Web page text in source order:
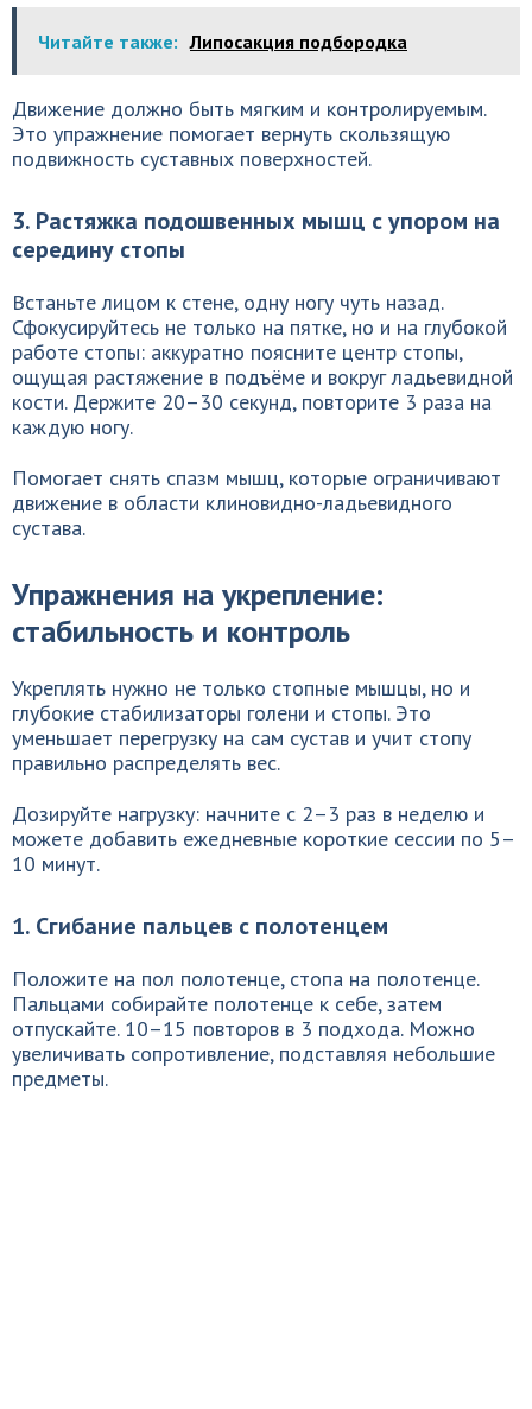
Читайте также: Липосакция подбородка
Движение должно быть мягким и контролируемым.
Это упражнение помогает вернуть скользящую
подвижность суставных поверхностей.
3. Растяжка подошвенных мышц с упором на
середину стопы
Встаньте лицом к стене, одну ногу чуть назад.
Сфокусируйтесь не только на пятке, но и на глубокой
работе стопы: аккуратно поясните центр стопы,
ощущая растяжение в подъёме и вокруг ладьевидной
кости. Держите 20–30 секунд, повторите 3 раза на
каждую ногу.
Помогает снять спазм мышц, которые ограничивают
движение в области клиновидно-ладьевидного
сустава.
Упражнения на укрепление:
стабильность и контроль
Укреплять нужно не только стопные мышцы, но и
глубокие стабилизаторы голени и стопы. Это
уменьшает перегрузку на сам сустав и учит стопу
правильно распределять вес.
Дозируйте нагрузку: начните с 2–3 раз в неделю и
можете добавить ежедневные короткие сессии по 5–
10 минут.
1. Сгибание пальцев с полотенцем
Положите на пол полотенце, стопа на полотенце.
Пальцами собирайте полотенце к себе, затем
отпускайте. 10–15 повторов в 3 подхода. Можно
увеличивать сопротивление, подставляя небольшие
предметы.